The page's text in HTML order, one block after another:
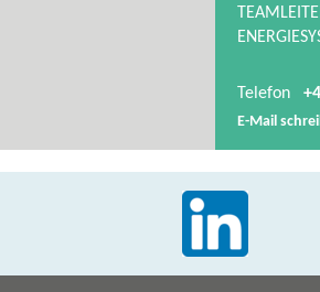
Telefon
E-​Mail